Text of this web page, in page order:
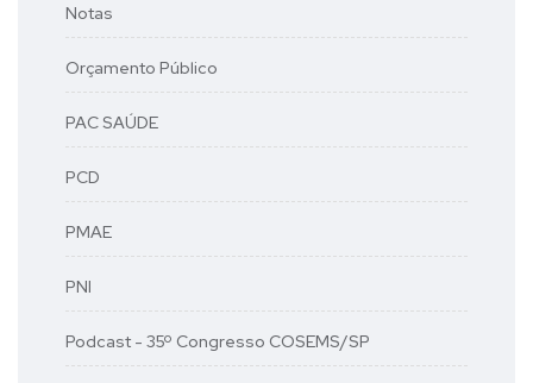
Notas
Orçamento Público
PAC SAÚDE
PCD
PMAE
PNI
Podcast - 35º Congresso COSEMS/SP